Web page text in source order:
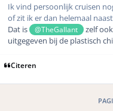
Ik vind persoonlijk cruisen
of zit ik er dan helemaal
Dat is
@TheGallant
zelf ook
uitgegeven bij de plastisch
Citeren